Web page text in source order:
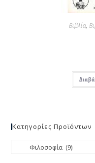
Βιβλία,
Κατηγορίες Προϊόντων